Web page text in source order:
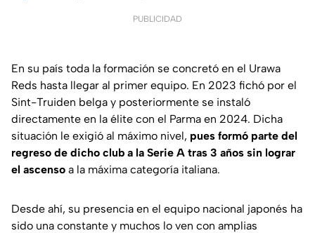
PUBLICIDAD
En su país toda la formación se concretó en el Urawa
Reds hasta llegar al primer equipo. En 2023 fichó por el
Sint-Truiden belga y posteriormente se instaló
directamente en la élite con el Parma en 2024. Dicha
situación le exigió al máximo nivel, pues formó parte del
regreso de dicho club a la Serie A tras 3 años sin lograr
el ascenso a la máxima categoría italiana.
Desde ahí, su presencia en el equipo nacional japonés ha
sido una constante y muchos lo ven con amplias